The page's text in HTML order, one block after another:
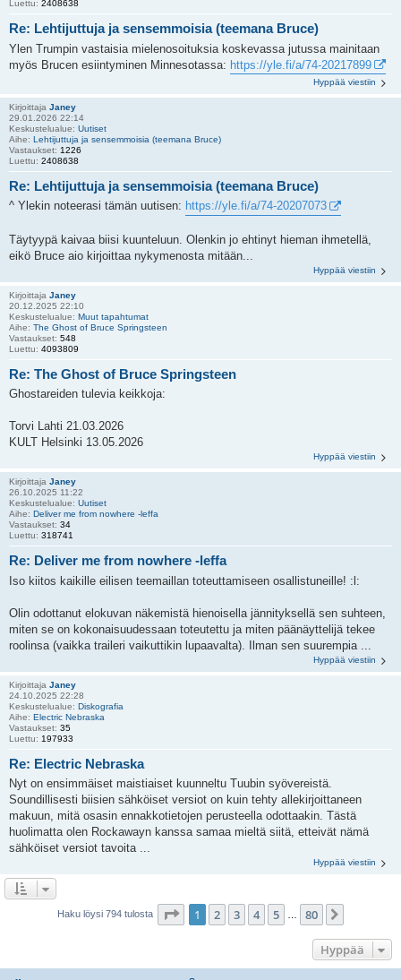
Luettu: 2408638
Re: Lehtijuttuja ja sensemmoisia (teemana Bruce)
Ylen Trumpin vastaisia mielenosoituksia koskevassa jutussa mainitaan
myös Brucen esiintyminen Minnesotassa: https://yle.fi/a/74-20217899
Hyppää viestiin
Kirjoittaja Janey
29.01.2026 22:14
Keskustelualue: Uutiset
Aihe: Lehtijuttuja ja sensemmoisia (teemana Bruce)
Vastaukset: 1226
Luettu: 2408638
Re: Lehtijuttuja ja sensemmoisia (teemana Bruce)
^ Ylekin noteerasi tämän uutisen: https://yle.fi/a/74-20207073
Täytyypä kaivaa biisi kuunteluun. Olenkin jo ehtinyt hieman ihmetellä,
eikö Bruce aio kirjoittaa nykymenosta mitään...
Hyppää viestiin
Kirjoittaja Janey
20.12.2025 22:10
Keskustelualue: Muut tapahtumat
Aihe: The Ghost of Bruce Springsteen
Vastaukset: 548
Luettu: 4093809
Re: The Ghost of Bruce Springsteen
Ghostareiden tulevia keikkoja:
Torvi Lahti 21.03.2026
KULT Helsinki 13.05.2026
Hyppää viestiin
Kirjoittaja Janey
26.10.2025 11:22
Keskustelualue: Uutiset
Aihe: Deliver me from nowhere -leffa
Vastaukset: 34
Luettu: 318741
Re: Deliver me from nowhere -leffa
Iso kiitos kaikille eilisen teemaillan toteuttamiseen osallistuneille! :l:
Olin odottanut elokuvan näkemistä hienoisella jännityksellä sen suhteen,
miten se on kokonaisuudessaan toteutettu ja miten päänäyttelijä tekee
roolinsa (vaikka traileri vaikuttikin lupaavalta). Ilman sen suurempia ...
Hyppää viestiin
Kirjoittaja Janey
24.10.2025 22:28
Keskustelualue: Diskografia
Aihe: Electric Nebraska
Vastaukset: 35
Luettu: 197933
Re: Electric Nebraska
Nyt on ensimmäiset maistiaiset kuunneltu Tuubin syövereistä.
Soundillisesti biisien sähköiset versiot on kuin tehty allekirjoittaneen
makuun, mitä osasin ennakkotietojen perusteella odottaakin. Tästä
huolimatta olen Rockawayn kanssa samaa mieltä siitä, etteivät nämä
sähköiset versiot tavoita ...
Hyppää viestiin
Haku löysi 794 tulosta Sivu /80
1 2 3 4 5 80
Hyppää